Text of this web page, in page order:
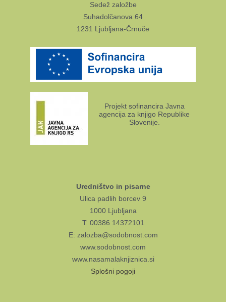
Sedež založbe
Suhadolčanova 64
1231 Ljubljana-Črnuče
Projekt sofinancira Javna
agencija za knjigo Republike
Slovenije.
Uredništvo in pisarne
Ulica padlih borcev 9
1000 Ljubljana
T: 00386 14372101
E: zalozba@sodobnost.com
www.sodobnost.com
www.nasamalaknjiznica.si
Splošni pogoji